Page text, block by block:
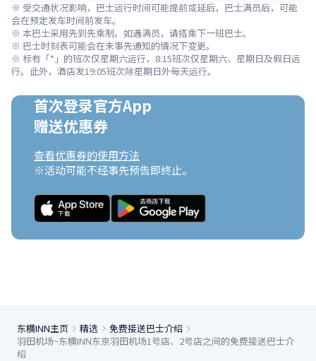
※ 受交通状况影响，巴士运行时间可能提前或延后，巴士满员后，可能
会在预定发车时间前发车。
※ 本巴士采用先到先乘制。如遇满员，请搭乘下一班巴士。
※ 巴士时刻表可能会在未事先通知的情况下变更。
※ 标有「*」的班次仅星期六运行，8:15班次仅星期六、星期日及假日运
行。此外，酒店发19:05班次除星期日外每天运行。
首次登录官方App
赠送优惠券
查看优惠券的使用方法
※活动可能不经事先预告即终止。
东横INN主页 精选
免费接送巴士介绍
羽田机场~东横INN东京羽田机场1号店、2号店之间的免费接送巴士介
绍